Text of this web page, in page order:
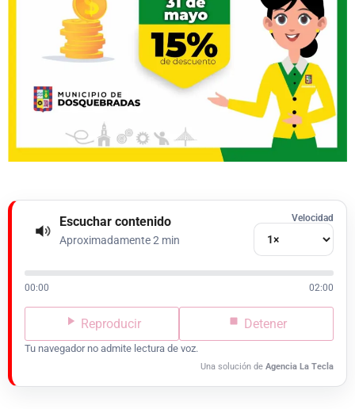
Escuchar contenido
Aproximadamente 2 min
Velocidad
00:00 02:00
Reproducir Detener
Tu navegador no admite lectura de voz.
Una solución de Agencia La Tecla